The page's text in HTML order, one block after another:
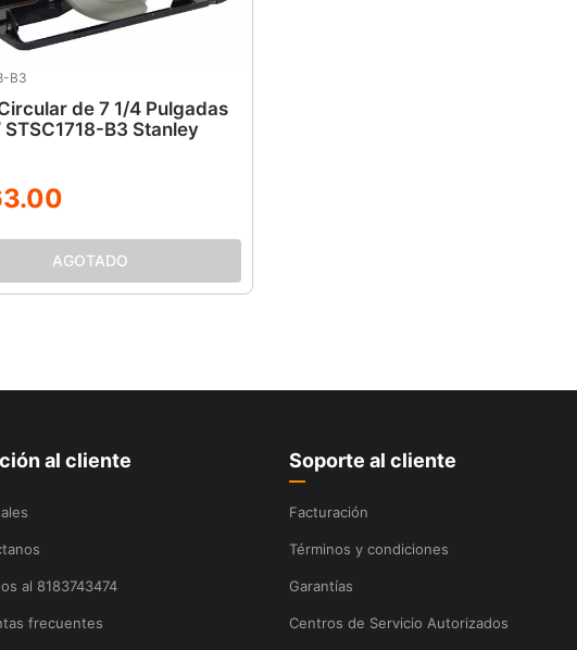
B3
de 7 1/4 Pulgadas
STSC1718-B3 Stanley
.00
al cliente
al 8183743474
frecuentes
Soporte al cliente
Facturación
Términos y condiciones
Garantías
Centros de Servicio Autorizados